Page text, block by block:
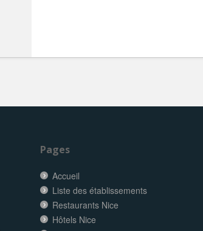
Pages
Accueil
Liste des établissements
Restaurants Nice
Hôtels Nice